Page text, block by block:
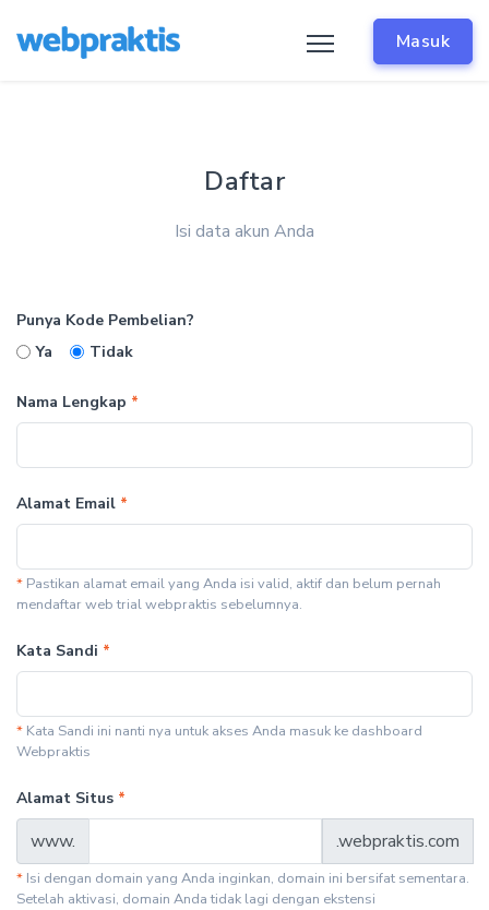
Masuk
Daftar
Isi data akun Anda
Punya Kode Pembelian?
Ya
Tidak
Nama Lengkap *
Alamat Email *
* Pastikan alamat email yang Anda isi valid, aktif dan belum pernah
mendaftar web trial webpraktis sebelumnya.
Kata Sandi *
* Kata Sandi ini nanti nya untuk akses Anda masuk ke dashboard
Webpraktis
Alamat Situs *
www. .webpraktis.com
* Isi dengan domain yang Anda inginkan, domain ini bersifat sementara.
Setelah aktivasi, domain Anda tidak lagi dengan ekstensi